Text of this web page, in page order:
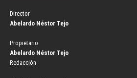
Director
Abelardo Néstor Tejo
Propietario
Abelardo Néstor Tejo
Redacción